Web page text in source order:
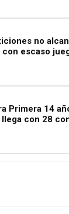
no
escaso
Primera 14
con 28